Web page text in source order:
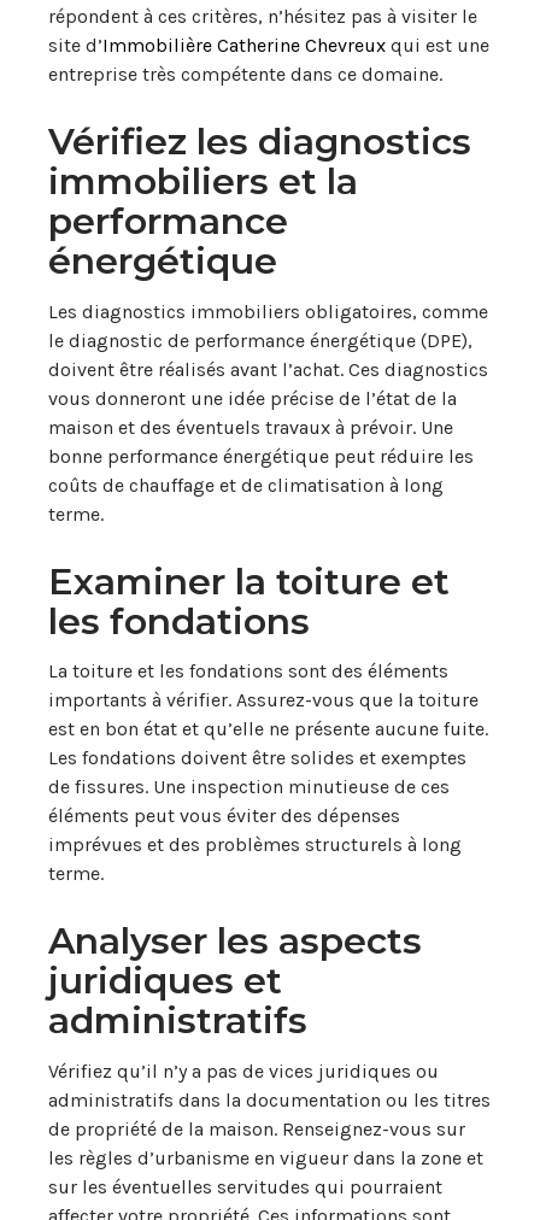
répondent à ces critères, n’hésitez pas à visiter le
site d’Immobilière Catherine Chevreux qui est une
entreprise très compétente dans ce domaine.
Vérifiez les diagnostics
immobiliers et la
performance
énergétique
Les diagnostics immobiliers obligatoires, comme
le diagnostic de performance énergétique (DPE),
doivent être réalisés avant l’achat. Ces diagnostics
vous donneront une idée précise de l’état de la
maison et des éventuels travaux à prévoir. Une
bonne performance énergétique peut réduire les
coûts de chauffage et de climatisation à long
terme.
Examiner la toiture et
les fondations
La toiture et les fondations sont des éléments
importants à vérifier. Assurez-vous que la toiture
est en bon état et qu’elle ne présente aucune fuite.
Les fondations doivent être solides et exemptes
de fissures. Une inspection minutieuse de ces
éléments peut vous éviter des dépenses
imprévues et des problèmes structurels à long
terme.
Analyser les aspects
juridiques et
administratifs
Vérifiez qu’il n’y a pas de vices juridiques ou
administratifs dans la documentation ou les titres
de propriété de la maison. Renseignez-vous sur
les règles d’urbanisme en vigueur dans la zone et
sur les éventuelles servitudes qui pourraient
affecter votre propriété. Ces informations sont